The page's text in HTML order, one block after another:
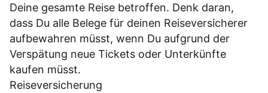
Deine gesamte Reise betroffen. Denk daran,
dass Du alle Belege für deinen Reiseversicherer
aufbewahren müsst, wenn Du aufgrund der
Verspätung neue Tickets oder Unterkünfte
kaufen müsst.
Reiseversicherung